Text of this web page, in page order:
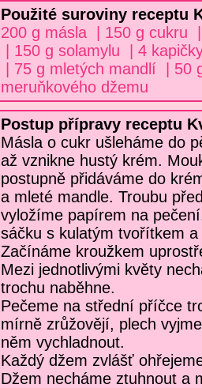
Použité suroviny receptu
200 g másla | 150 g cukru
| 150 g solamylu | 4
| 75 g mletých mandlí | 50
meruňkového džemu
Postup přípravy receptu
Másla o cukr ušleháme do
až vznikne hustý krém.
postupně přidáváme do
a mleté mandle. Troubu
vyložíme papírem na
sáčku s kulatým tvořítkem
Začínáme kroužkem
Mezi jednotlivými květy
trochu naběhne.
Pečeme na střední příčce
mírně zrůžovějí, plech
něm vychladnout.
Každý džem zvlášť
Džem necháme ztuhnout a